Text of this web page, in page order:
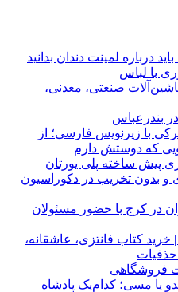
درباره لمینت دندان بدانید
با لباس
صنعتی، معدنی،
بندرعباس
با زیرنویس فارسی؛ از
که دوستش دارم
پیش ساخته پلی یورتان
بدون تخریب در دکوراسیون
در کرج با حضور مسئولان
فروشگاه کتاب DMDBook | خرید کتاب فانتزی، عاشقانه،
فروشگاهی
یا مسی؛ کدام‌یک پادشاه